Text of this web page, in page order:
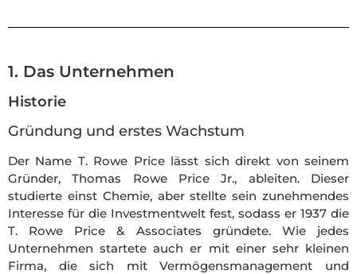
1. Das Unternehmen
Historie
Gründung und erstes Wachstum
Der Name T. Rowe Price lässt sich direkt von seinem
Gründer, Thomas Rowe Price Jr., ableiten. Dieser
studierte einst Chemie, aber stellte sein zunehmendes
Interesse für die Investmentwelt fest, sodass er 1937 die
T. Rowe Price & Associates gründete. Wie jedes
Unternehmen startete auch er mit einer sehr kleinen
Firma, die sich mit Vermögensmanagement und